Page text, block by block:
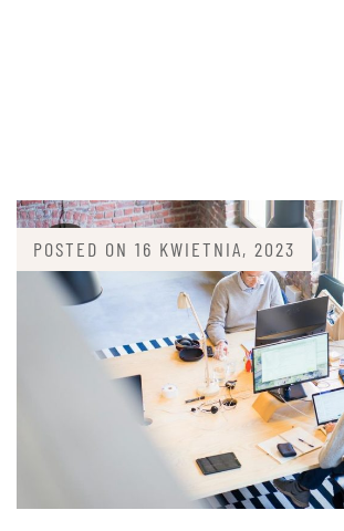
POSTED ON 16 KWIETNIA, 2023